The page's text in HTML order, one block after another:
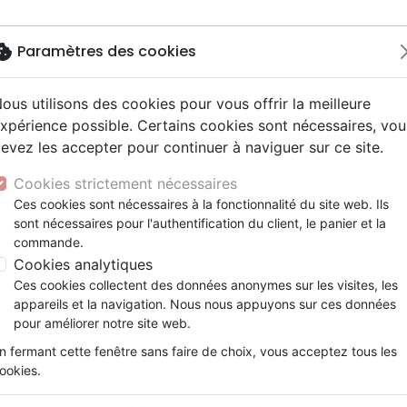
NouveautésBibles
courant / NFC
fondamental
Autres versions
Bibles d'étude
Bibles audio
Bibles gros caractères
Calendriers
autres langues
Livres
adoration
santé +
famille +
Messianique
+
bio
spirituel
Mission, évangélisation
Fin des temps
Personnages de la Bible
Création, évolution
Théâtre, saynettes
Jeunesse
6-9 ans
9-12 ans
jeunes
Enseignement jeunesse
Livres d'activités
Cadeaux Bébé
enfant Recueils et partitions
DVD concert
cultuels
Croix/cadres
Porte clés
Posters
Bloc notes
tu meurs aujourd'hui
Si tu meurs aujourd'hui
Détails du produit
Référence
SV503FR
EAN / ISBN
Editeur
BIBLE &
Paramètres des cookies
utilisons des cookies pour vous offrir la meilleure
possible. Certains cookies sont nécessaires,
les accepter pour continuer à naviguer sur ce site.
Cookies strictement nécessaires
Ces cookies sont nécessaires à la fonctionnalité du site web. Ils
sont nécessaires pour l'authentification du client, le panier et la
commande.
Cookies analytiques
Ces cookies collectent des données anonymes sur les visites, les
appareils et la navigation. Nous nous appuyons sur ces données
pour améliorer notre site web.
fermant cette fenêtre sans faire de choix, vous acceptez tous les